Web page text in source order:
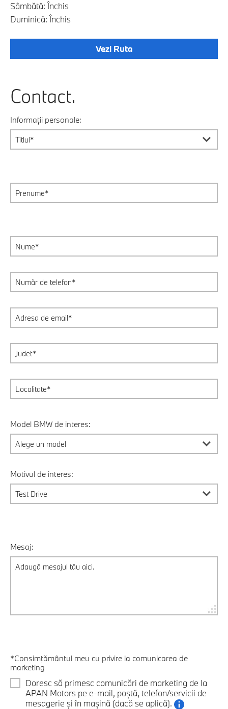
Sâmbătă: Închis
Duminică: Închis
Vezi Ruta
Contact.
Informații personale:
Model BMW de interes:
Motivul de interes:
Mesaj:
*Consimțământul meu cu privire la comunicarea de
marketing
Doresc să primesc comunicări de marketing de la
APAN Motors pe e-mail, poștă, telefon/servicii de
mesagerie și în mașină (dacă se aplică).